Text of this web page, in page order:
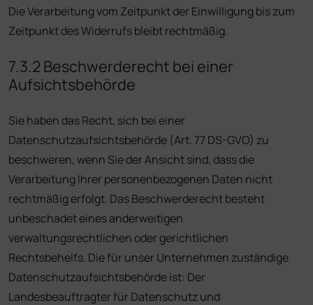
Die Verarbeitung vom Zeitpunkt der Einwilligung bis zum
Zeitpunkt des Widerrufs bleibt rechtmäßig.
7.3.2 Beschwerderecht bei einer
Aufsichtsbehörde
Sie haben das Recht, sich bei einer
Datenschutzaufsichtsbehörde (Art. 77 DS-GVO) zu
beschweren, wenn Sie der Ansicht sind, dass die
Verarbeitung Ihrer personenbezogenen Daten nicht
rechtmäßig erfolgt. Das Beschwerderecht besteht
unbeschadet eines anderweitigen
verwaltungsrechtlichen oder gerichtlichen
Rechtsbehelfs. Die für unser Unternehmen zuständige
Datenschutzaufsichtsbehörde ist: Der
Landesbeauftragter für Datenschutz und